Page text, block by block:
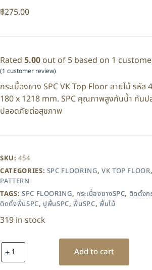
฿275.00
Rated 5.00 out of 5 based on 1
(1 customer review)
กระเบื้องยาง SPC VK Top Floor ลายไม้ รหัส
180 x 1218 mm. SPC คุณภาพสูงกันน้ำ กันป
ปลอดภัยต่อสุขภาพ
SKU:454
CATEGORIES: SPC FLOORING, VK TOP FLOOR
PATTERN
TAGS: SPC FLOORING, กระเบื้องยางSPC, ติดตั้งก
ติดตั้งพื้นSPC, ปูพื้นSPC,พื้นSPC, พื้นไม้
319 in stock
Add to cart